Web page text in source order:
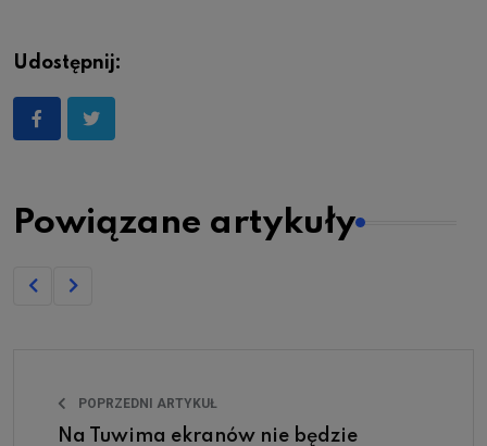
Udostępnij:
Powiązane artykuły
POPRZEDNI ARTYKUŁ
Na Tuwima ekranów nie będzie